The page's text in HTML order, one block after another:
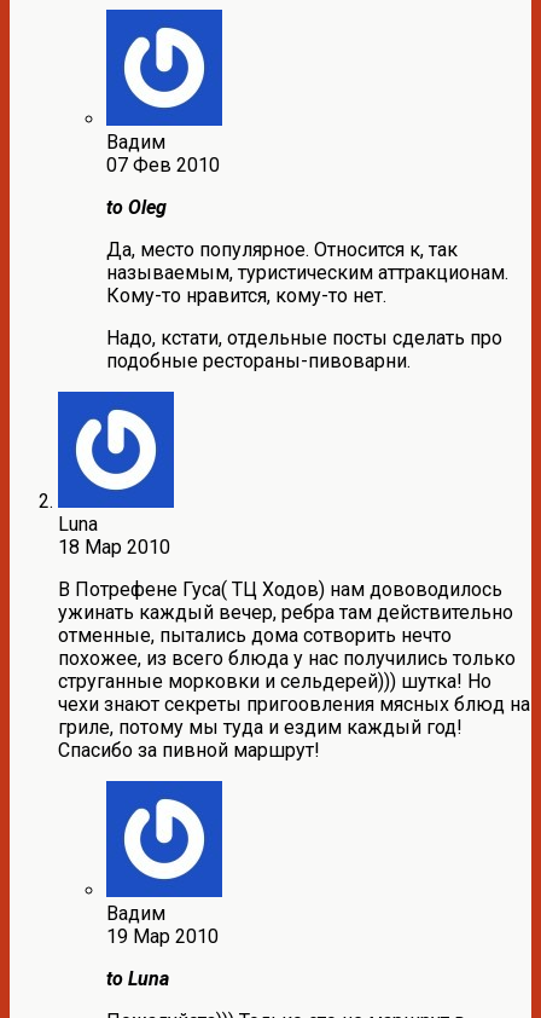
Вадим
07 Фев 2010
to Oleg
Да, место популярное. Относится к, так
называемым, туристическим аттракционам.
Кому-то нравится, кому-то нет.
Надо, кстати, отдельные посты сделать про
подобные рестораны-пивоварни.
Luna
18 Мар 2010
В Потрефене Гуса( ТЦ Ходов) нам дововодилось
ужинать каждый вечер, ребра там действительно
отменные, пытались дома сотворить нечто
похожее, из всего блюда у нас получились только
струганные морковки и сельдерей))) шутка! Но
чехи знают секреты пригоовления мясных блюд на
гриле, потому мы туда и ездим каждый год!
Спасибо за пивной маршрут!
Вадим
19 Мар 2010
to Luna